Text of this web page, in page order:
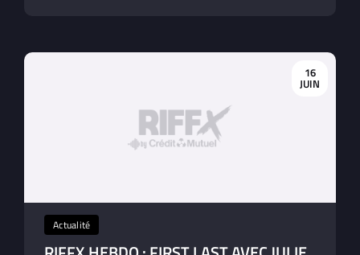
16
JUIN
Actualité